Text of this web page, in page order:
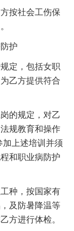
按社会工伤保
护
定，包括女职
乙方提供符合
的规定，对乙
规教育和操作
上述培训并须
和职业病防护
种，按国家有
及防暑降温等
方进行体检。